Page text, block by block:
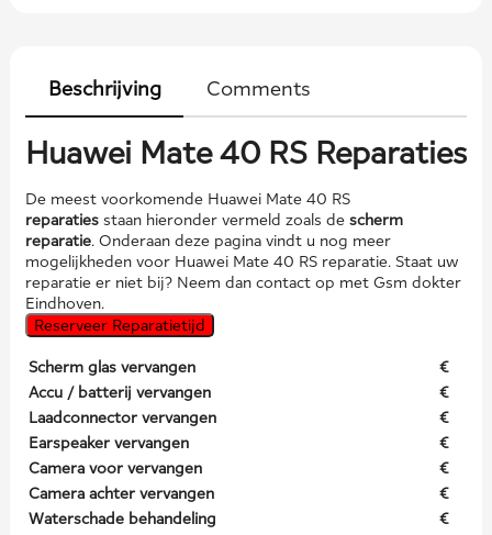
Beschrijving Comments
Huawei Mate 40 RS Reparaties
De meest voorkomende Huawei Mate 40 RS
reparatiesstaan hieronder vermeld zoals de scherm
reparatie. Onderaan deze pagina vindt u nog meer
mogelijkheden voor Huawei Mate 40 RS reparatie. Staat uw
reparatie er niet bij? Neem dan contact op met Gsm dokter
Eindhoven.
Reserveer Reparatietijd
Scherm glas vervangen
€
Accu / batterij vervangen
€
Laadconnector vervangen
€
Earspeaker vervangen
€
Camera voor vervangen
€
Camera achter vervangen
€
Waterschade behandeling
€